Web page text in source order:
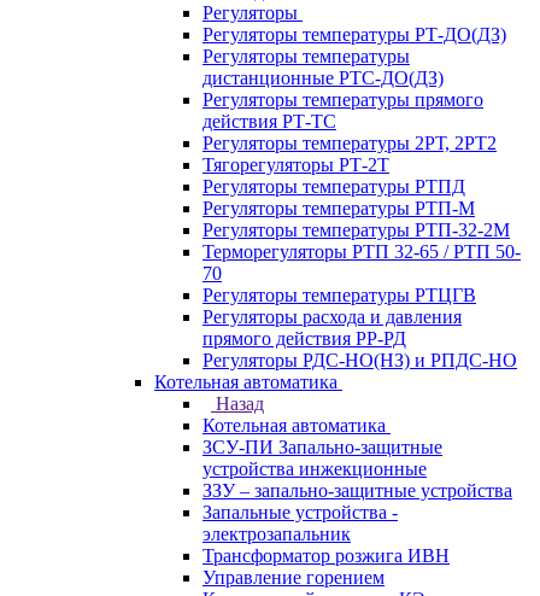
Регуляторы
Регуляторы температуры РТ-ДО(ДЗ)
Регуляторы температуры
дистанционные РТС-ДО(ДЗ)
Регуляторы температуры прямого
действия РТ-ТС
Регуляторы температуры 2РТ, 2РT2
Тягорегуляторы РТ-2Т
Регуляторы температуры РТПД
Регуляторы температуры РТП-M
Регуляторы температуры РТП-32-2М
Терморегуляторы РТП 32-65 / РТП 50-
70
Регуляторы температуры РТЦГВ
Регуляторы расхода и давления
прямого действия РР-РД
Регуляторы РДС-НО(НЗ) и РПДС-НО
Котельная автоматика
Назад
Котельная автоматика
ЗСУ-ПИ Запально-защитные
устройства инжекционные
ЗЗУ – запально-защитные устройства
Запальные устройства -
электрозапальник
Трансформатор розжига ИВН
Управление горением